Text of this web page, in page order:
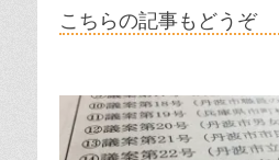
こちらの記事もどうぞ